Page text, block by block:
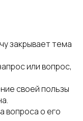
закрывает тема
или вопрос,
своей пользы
вопроса о его